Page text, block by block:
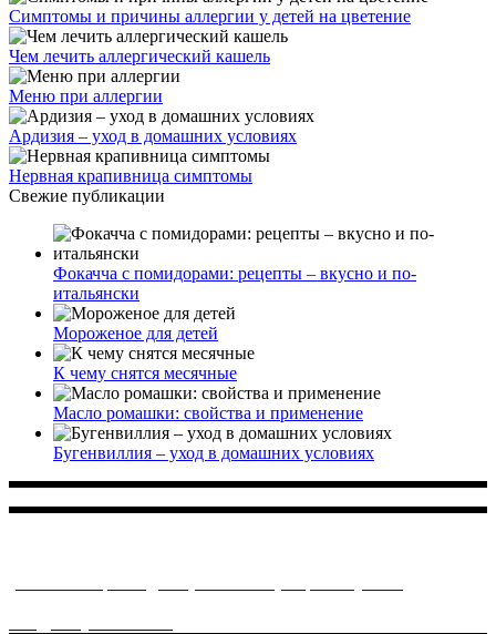
Симптомы и причины аллергии у детей на цветение
Чем лечить аллергический кашель
Меню при аллергии
Ардизия – уход в домашних условиях
Нервная крапивница симптомы
Свежие публикации
Фокачча с помидорами: рецепты – вкусно и по-
итальянски
Мороженое для детей
К чему снятся месячные
Масло ромашки: свойства и применение
Бугенвиллия – уход в домашних условиях